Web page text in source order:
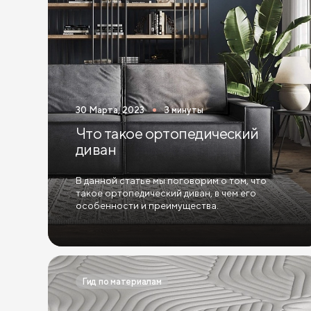
30 Марта, 2023 3 минуты
Что такое ортопедический
диван
В данной статье мы поговорим о том, что
такое ортопедический диван, в чем его
особенности и преимущества.
Гид по материалам